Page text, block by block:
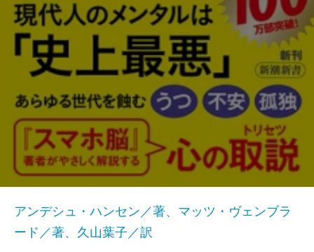
アンデシュ・ハンセン／著、マッツ・ヴェンブラ
ード／著、久山葉子／訳